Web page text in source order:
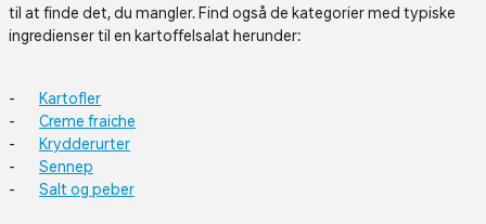
til at finde det, du mangler. Find også de kategorier med typiske
ingredienser til en kartoffelsalat herunder:
Kartofler
Creme fraiche
Krydderurter
Sennep
Salt og peber